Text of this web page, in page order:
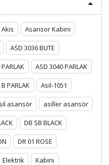
Akis Asansor Kabini
ASD 3036 BUTE
ASD 3040 PARLAK
PARLAK Asil-1051
asansör asiller asansör
DB SB BLACK
DR 01 ROSE
Elektrik Kabini